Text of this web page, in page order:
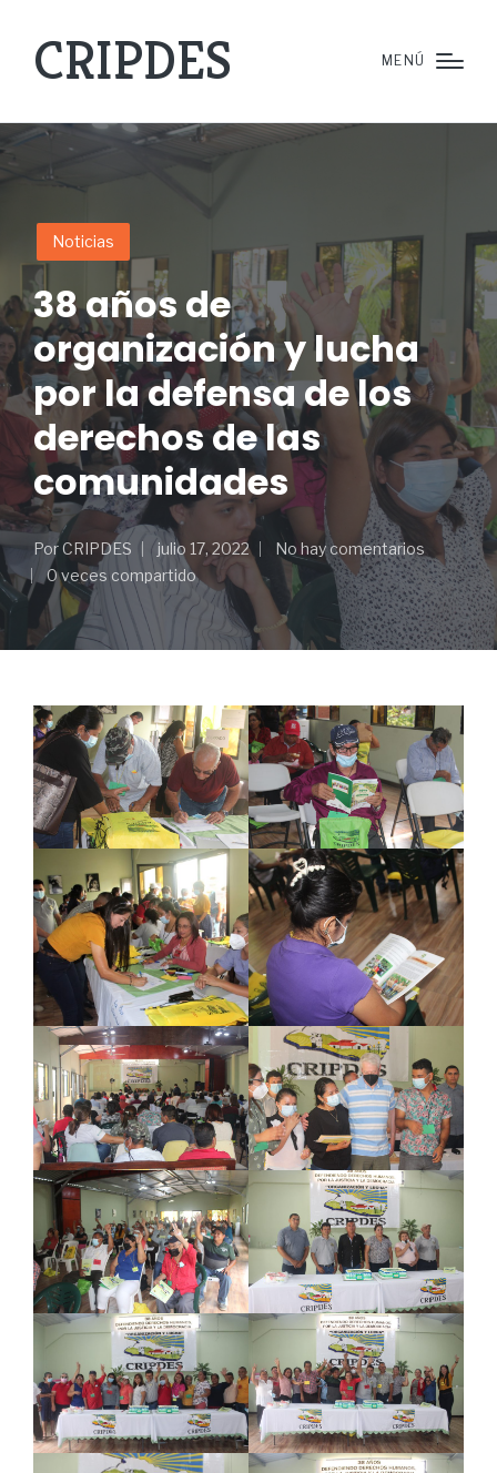
CRIPDES MENÚ
Noticias
38 años de
organización y lucha
por la defensa de los
derechos de las
comunidades
PorCRIPDES julio 17, 2022
No hay comentarios
0 veces compartido